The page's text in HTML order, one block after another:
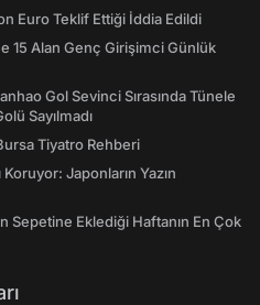
Euro Teklif Ettiği İddia Edildi
15 Alan Genç Girişimci Günlük
Gol Sevinci Sırasında Tünele
Sayılmadı
Tiyatro Rehberi
Japonların Yazın
Sepetine Eklediği Haftanın En Çok